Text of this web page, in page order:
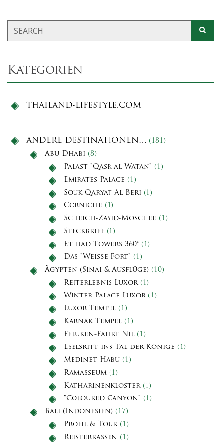
Kategorien
THAILAND-LIFESTYLE.COM
ANDERE DESTINATIONEN… (181)
Abu Dhabi (8)
Palast "Qasr al-Watan" (1)
Emirates Palace (1)
Souk Qaryat Al Beri (1)
Corniche (1)
Scheich-Zayid-Moschee (1)
Steckbrief (1)
Etihad Towers 360° (1)
Das "Weiße Fort" (1)
Ägypten (Sinai & Ausflüge) (10)
Reiterlebnis Luxor(1)
Winter Palace Luxor(1)
Luxor Tempel (1)
Karnak Tempel (1)
Feluken-Fahrt Nil (1)
Eselsritt ins Tal der Könige (1)
Medinet Habu (1)
Ramasseum (1)
Katharinenkloster(1)
"Coloured Canyon" (1)
Bali (Indonesien) (17)
Profil & Tour(1)
Reisterrassen (1)